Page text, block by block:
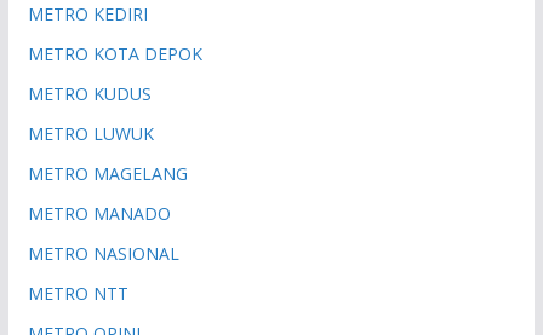
METRO KEDIRI
METRO KOTA DEPOK
METRO KUDUS
METRO LUWUK
METRO MAGELANG
METRO MANADO
METRO NASIONAL
METRO NTT